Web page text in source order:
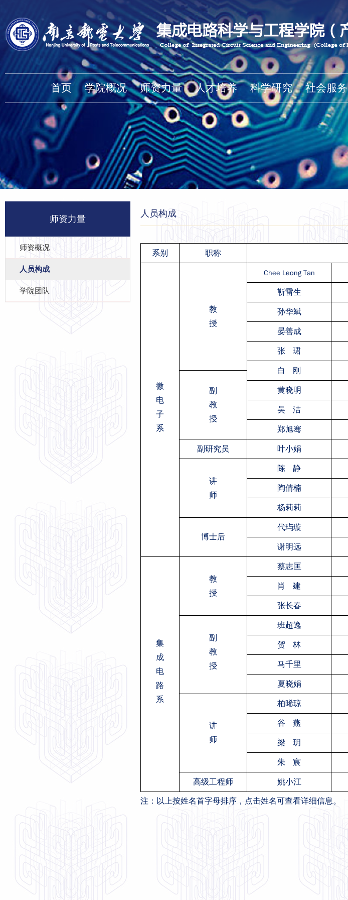
首页 学院概况 师资力量 人才培养 科学研究 社会服务
师资力量
师资概况
人员构成
学院团队
人员构成
系别 职称
微
电
子
系
教
授
Chee Leong Tan
靳雷生
孙华斌
晏善成
张 珺
白 刚
副
教
授
黄晓明
吴 洁
郑旭骞
副研究员
叶小娟
讲
师
陈 静
陶倩楠
杨莉莉
博士后
代玙璇
谢明远
集
成
电
路
系
教
授
蔡志匡
肖 建
张长春
副
教
授
班超逸
贺 林
马千里
夏晓娟
讲
师
柏晞琼
谷 燕
梁 玥
朱 宸
高级工程师
姚小江
注：以上按姓名首字母排序，点击姓名可查看详细信息。